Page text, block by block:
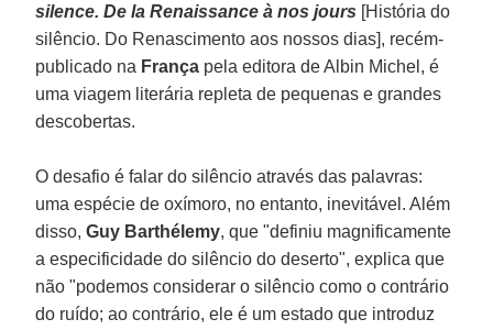
silence. De la Renaissance à nos jours [História do
silêncio. Do Renascimento aos nossos dias], recém-
publicado na França pela editora de Albin Michel, é
uma viagem literária repleta de pequenas e grandes
descobertas.
O desafio é falar do silêncio através das palavras:
uma espécie de oxímoro, no entanto, inevitável. Além
disso,Guy Barthélemy, que "definiu magnificamente
a especificidade do silêncio do deserto", explica que
não "podemos considerar o silêncio como o contrário
do ruído; ao contrário, ele é um estado que introduz